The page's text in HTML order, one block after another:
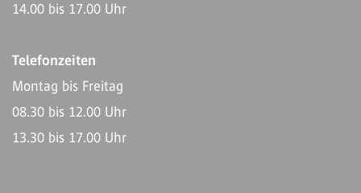
14.00 bis 17.00 Uhr
Telefonzeiten
Montag bis Freitag
08.30 bis 12.00 Uhr
13.30 bis 17.00 Uhr